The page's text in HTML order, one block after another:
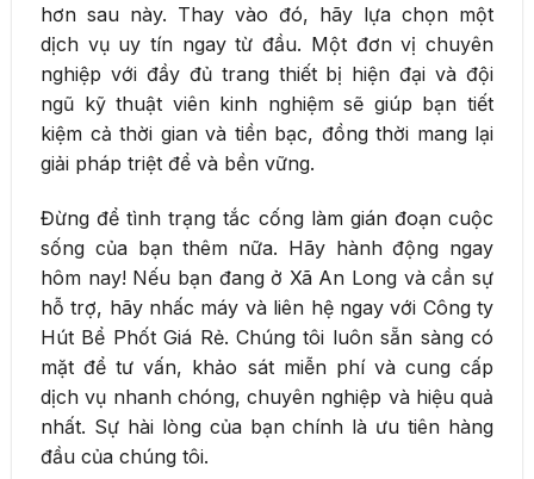
hơn sau này. Thay vào đó, hãy lựa chọn một
dịch vụ uy tín ngay từ đầu. Một đơn vị chuyên
nghiệp với đầy đủ trang thiết bị hiện đại và đội
ngũ kỹ thuật viên kinh nghiệm sẽ giúp bạn tiết
kiệm cả thời gian và tiền bạc, đồng thời mang lại
giải pháp triệt để và bền vững.
Đừng để tình trạng tắc cống làm gián đoạn cuộc
sống của bạn thêm nữa. Hãy hành động ngay
hôm nay! Nếu bạn đang ở Xã An Long và cần sự
hỗ trợ, hãy nhấc máy và liên hệ ngay với Công ty
Hút Bể Phốt Giá Rẻ. Chúng tôi luôn sẵn sàng có
mặt để tư vấn, khảo sát miễn phí và cung cấp
dịch vụ nhanh chóng, chuyên nghiệp và hiệu quả
nhất. Sự hài lòng của bạn chính là ưu tiên hàng
đầu của chúng tôi.